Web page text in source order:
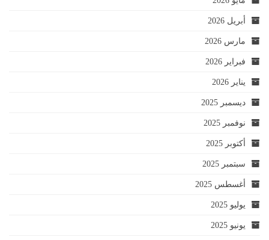
أبريل 2026
مارس 2026
فبراير 2026
يناير 2026
ديسمبر 2025
نوفمبر 2025
أكتوبر 2025
سبتمبر 2025
أغسطس 2025
يوليو 2025
يونيو 2025